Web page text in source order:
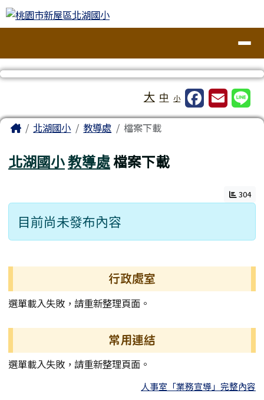
跳至主內容區
桃園市新屋區北湖國小
大 中 小
主內容區域
Home北湖國小 教導處 檔案下載
北湖國小教導處檔案下載
304
目前尚未發布內容
行政處室
選單載入失敗，請重新整理頁面。
常用連結
選單載入失敗，請重新整理頁面。
人事室「業務宣導」完整內容
頁尾區域